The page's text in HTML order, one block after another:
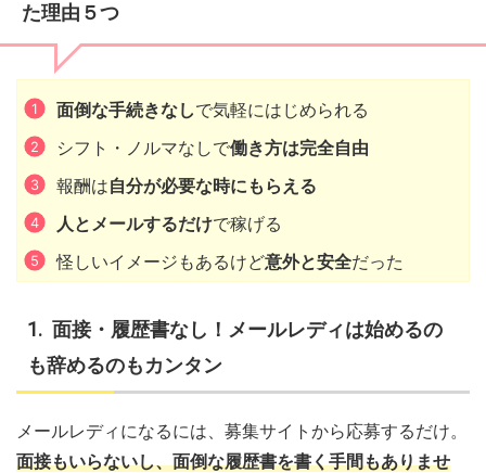
た理由５つ
面倒な手続きなしで気軽にはじめられる
シフト・ノルマなしで働き方は完全自由
報酬は自分が必要な時にもらえる
人とメールするだけで稼げる
怪しいイメージもあるけど意外と安全だった
面接・履歴書なし！メールレディは始めるの
も辞めるのもカンタン
メールレディになるには、募集サイトから応募するだけ。
面接もいらないし、面倒な履歴書を書く手間もありませ